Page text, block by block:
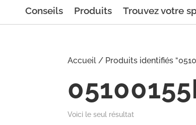
Conseils Produits Trouvez votre
Accueil / Produits identifiés
Voici le seul résultat